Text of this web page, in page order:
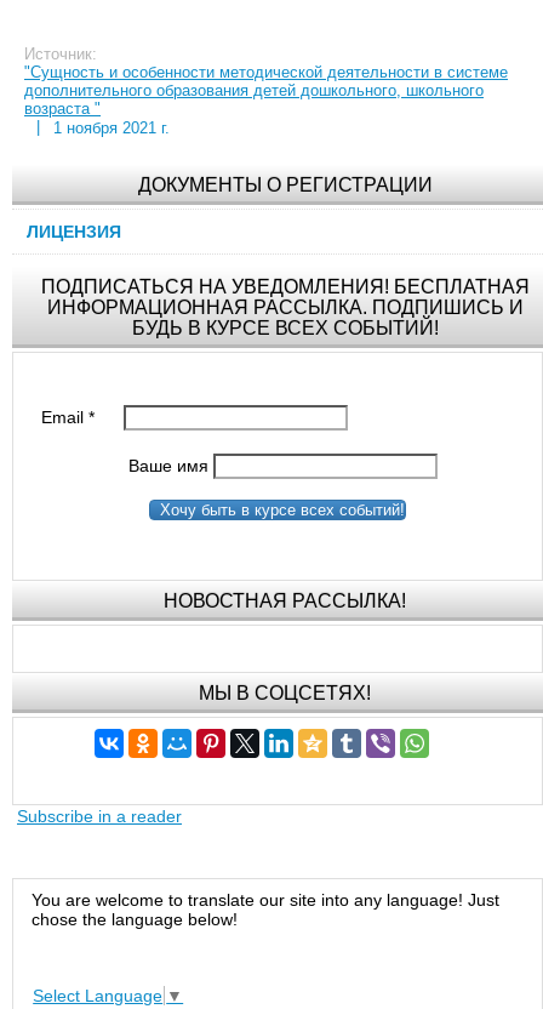
Источник:
"Сущность и особенности методической деятельности в системе
дополнительного образования детей дошкольного, школьного
возраста "
1 ноября 2021 г.
ДОКУМЕНТЫ О РЕГИСТРАЦИИ
ЛИЦЕНЗИЯ
ПОДПИСАТЬСЯ НА УВЕДОМЛЕНИЯ! БЕСПЛАТНАЯ
ИНФОРМАЦИОННАЯ РАССЫЛКА. ПОДПИШИСЬ И
БУДЬ В КУРСЕ ВСЕХ СОБЫТИЙ!
Email*
Ваше имя
Хочу быть в курсе всех событий!
НОВОСТНАЯ РАССЫЛКА!
МЫ В СОЦСЕТЯХ!
Subscribe in a reader
You are welcome to translate our site into any language! Just
chose the language below!
Select Language ▼